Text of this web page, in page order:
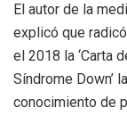
El autor de la
explicó que
el 2018 la ‘Carta
Síndrome Down’
conocimiento de